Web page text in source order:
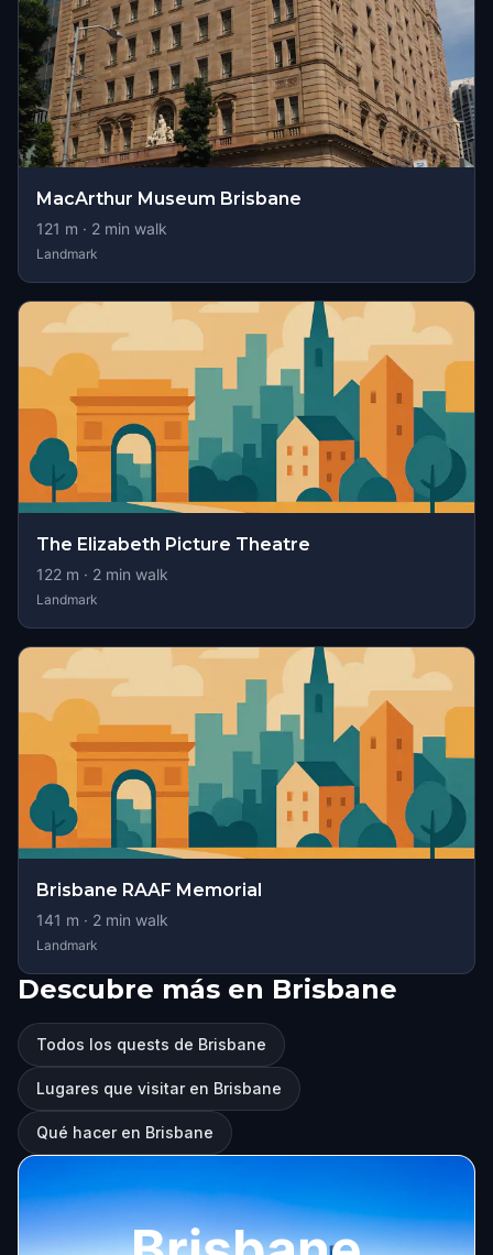
MacArthur Museum Brisbane
121 m · 2 min walk
Landmark
The Elizabeth Picture Theatre
122 m · 2 min walk
Landmark
Brisbane RAAF Memorial
141 m · 2 min walk
Landmark
Descubre más en Brisbane
Todos los quests de Brisbane
Lugares que visitar en Brisbane
Qué hacer en Brisbane